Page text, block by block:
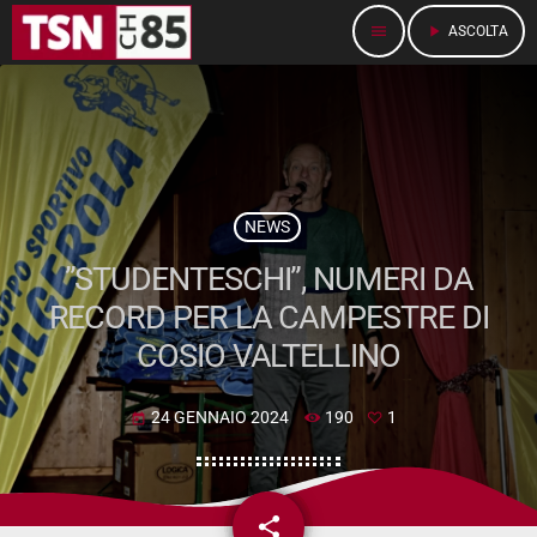
menu play_arrow ASCOLTA
NEWS
”STUDENTESCHI”, NUMERI DA
RECORD PER LA CAMPESTRE DI
COSIO VALTELLINO
today 24 GENNAIO 2024 190 1
share
email